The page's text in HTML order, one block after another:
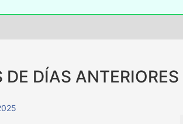
DE DÍAS ANTERIORES